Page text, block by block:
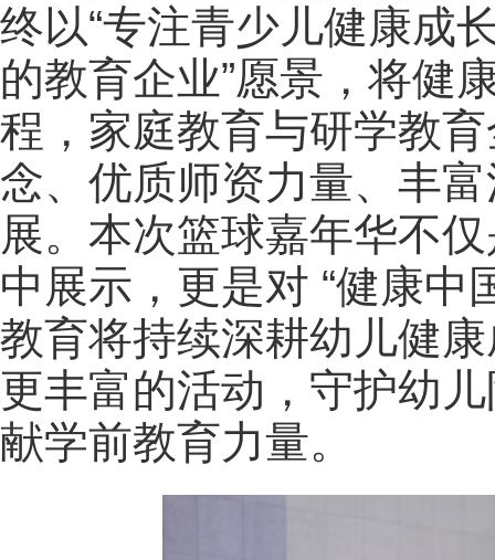
终以“专注青少儿健康成
的教育企业”愿景，将健
程，家庭教育与研学教
念、优质师资力量、丰
展。本次篮球嘉年华不
中展示，更是对 “健康中
教育将持续深耕幼儿健
更丰富的活动，守护幼
献学前教育力量。